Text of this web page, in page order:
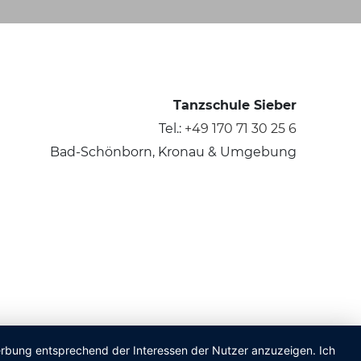
Tanzschule Sieber
Tel.: +49 170 71 30 25 6
Bad-Schönborn, Kronau & Umgebung
entsprechend der Interessen der Nutzer anzuzeigen. Ich